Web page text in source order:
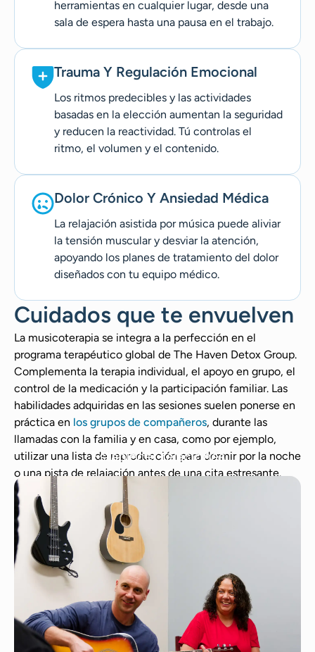
herramientas en cualquier lugar, desde una
sala de espera hasta una pausa en el trabajo.
Trauma Y Regulación Emocional
Los ritmos predecibles y las actividades
basadas en la elección aumentan la seguridad
y reducen la reactividad. Tú controlas el
ritmo, el volumen y el contenido.
Dolor Crónico Y Ansiedad Médica
La relajación asistida por música puede aliviar
la tensión muscular y desviar la atención,
apoyando los planes de tratamiento del dolor
diseñados con tu equipo médico.
Cuidados que te envuelven
La musicoterapia se integra a la perfección en el
programa terapéutico global de The Haven Detox Group.
Complementa la terapia individual, el apoyo en grupo, el
control de la medicación y la participación familiar. Las
habilidades adquiridas en las sesiones suelen ponerse en
práctica en los grupos de compañeros, durante las
llamadas con la familia y en casa, como por ejemplo,
utilizar una lista de reproducción para dormir por la noche
o una pista de relajación antes de una cita estresante.
Establecer relaciones